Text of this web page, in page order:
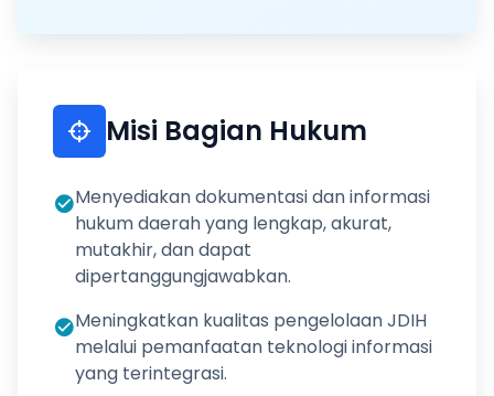
Misi Bagian Hukum
Menyediakan dokumentasi dan informasi
hukum daerah yang lengkap, akurat,
mutakhir, dan dapat
dipertanggungjawabkan.
Meningkatkan kualitas pengelolaan JDIH
melalui pemanfaatan teknologi informasi
yang terintegrasi.